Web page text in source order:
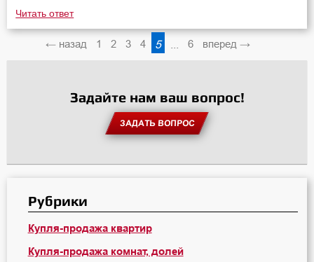
Читать ответ
← назад 1 2 3 4 5 6 вперед →
Задайте нам ваш вопрос!
ЗАДАТЬ ВОПРОС
Рубрики
Купля-продажа квартир
Купля-продажа комнат, долей